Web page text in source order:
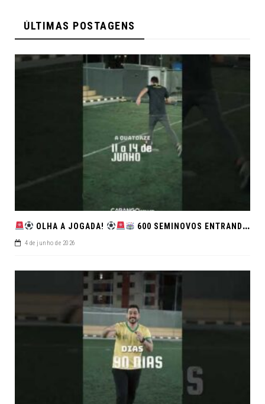
ÚLTIMAS POSTAGENS
OLHA A JOGADA! 600 SEMINOVOS ENTRANDO EM CAMPO NO FEIRÃO DE VERDADE!
4 de junho de 2026